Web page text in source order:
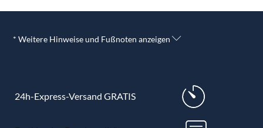
* Weitere Hinweise und Fußnoten anzeigen
24h-Express-Versand GRATIS